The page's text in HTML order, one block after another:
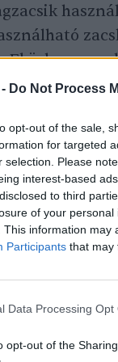
Do Not Process
opt-out of the sale,
for targeted
selection. Please
interest-based
to third
of your personal
This information may
Participants that may
Data Processing Opt
opt-out of the
Eközben
a
állnak, a
aG7 cikke
lehet vele
a lehető
tökéletesen
áruház